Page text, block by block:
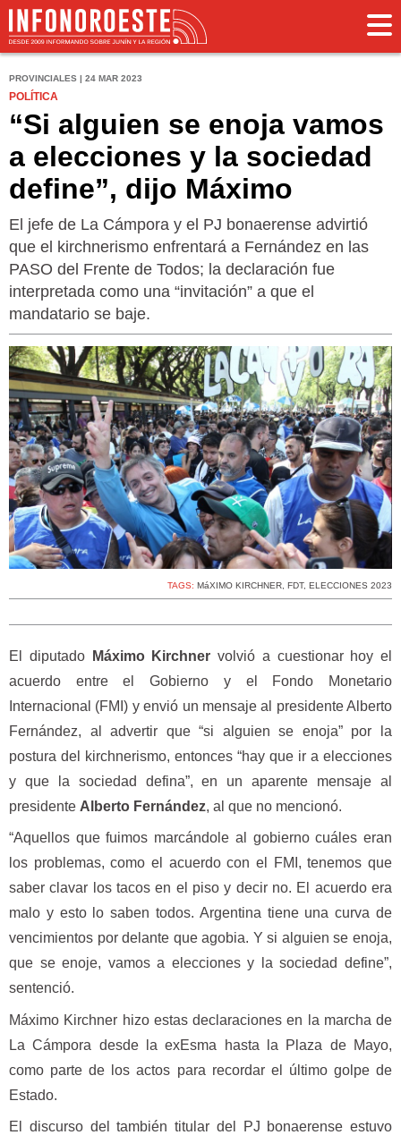
PROVINCIALES | 24 MAR 2023
POLÍTICA
“Si alguien se enoja vamos
a elecciones y la sociedad
define”, dijo Máximo
El jefe de La Cámpora y el PJ bonaerense advirtió
que el kirchnerismo enfrentará a Fernández en las
PASO del Frente de Todos; la declaración fue
interpretada como una “invitación” a que el
mandatario se baje.
TAGS: MáXIMO KIRCHNER, FDT, ELECCIONES 2023
El diputado Máximo Kirchner volvió a cuestionar hoy el
acuerdo entre el Gobierno y el Fondo Monetario
Internacional (FMI) y envió un mensaje al presidente Alberto
Fernández, al advertir que “si alguien se enoja” por la
postura del kirchnerismo, entonces “hay que ir a elecciones
y que la sociedad defina”, en un aparente mensaje al
presidente Alberto Fernández, al que no mencionó.
“Aquellos que fuimos marcándole al gobierno cuáles eran
los problemas, como el acuerdo con el FMI, tenemos que
saber clavar los tacos en el piso y decir no. El acuerdo era
malo y esto lo saben todos. Argentina tiene una curva de
vencimientos por delante que agobia. Y si alguien se enoja,
que se enoje, vamos a elecciones y la sociedad define”,
sentenció.
Máximo Kirchner hizo estas declaraciones en la marcha de
La Cámpora desde la exEsma hasta la Plaza de Mayo,
como parte de los actos para recordar el último golpe de
Estado.
El discurso del también titular del PJ bonaerense estuvo